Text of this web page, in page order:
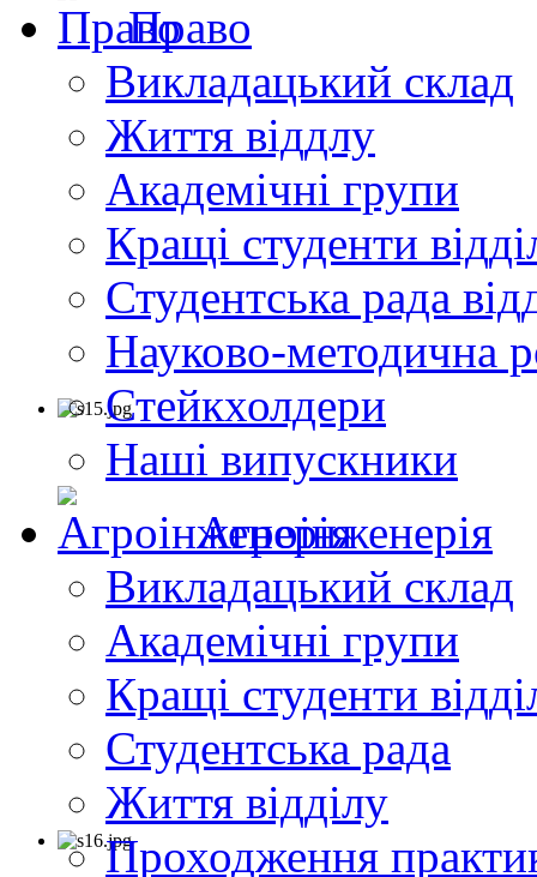
Право
Викладацький склад
Життя віддлу
Академічні групи
Кращі студенти
Студентська рада
Науково-методична
Стейкхолдери
Наші випускники
Агроінженерія
Викладацький склад
Академічні групи
Кращі студенти
Студентська рада
Життя відділу
Проходження